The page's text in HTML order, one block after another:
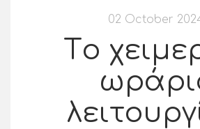
02 October
Tο